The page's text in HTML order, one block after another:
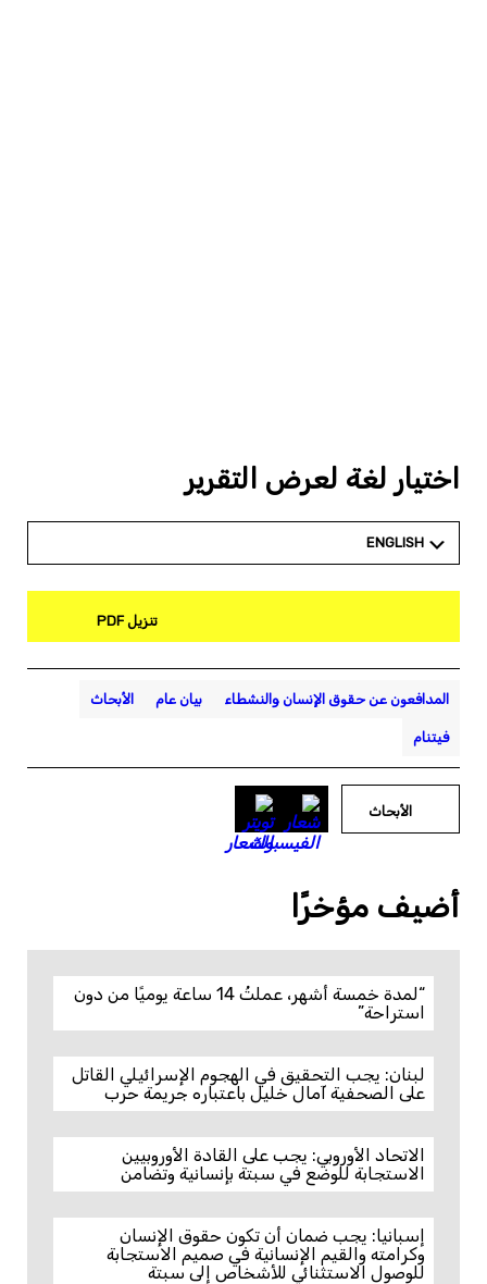
اختيار لغة لعرض التقرير
ENGLISH
تنزيل PDF
المدافعون عن حقوق الإنسان والنشطاء بيان عام الأبحاث
فيتنام
الأبحاث
أضيف مؤخرًا
“لمدة خمسة أشهر، عملتُ 14 ساعة يوميًا من دون
استراحة”
لبنان: يجب التحقيق في الهجوم الإسرائيلي القاتل
على الصحفية آمال خليل باعتباره جريمة حرب
الاتحاد الأوروبي: يجب على القادة الأوروبيين
الاستجابة للوضع في سبتة بإنسانية وتضامن
إسبانيا: يجب ضمان أن تكون حقوق الإنسان
وكرامته والقيم الإنسانية في صميم الاستجابة
للوصول الاستثنائي للأشخاص إلى سبتة